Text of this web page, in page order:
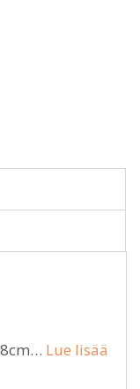
Lue lisää